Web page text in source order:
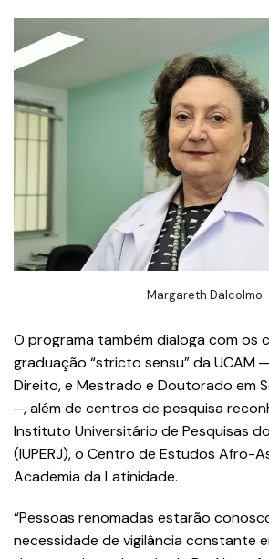
Margareth Dalcolmo
O programa também dialoga com os
graduação “stricto sensu” da UCAM
Direito, e Mestrado e Doutorado em
─, além de centros de pesquisa
Instituto Universitário de Pesquisas
(IUPERJ), o Centro de Estudos Afro-
Academia da Latinidade.
“Pessoas renomadas estarão
necessidade de vigilância constante